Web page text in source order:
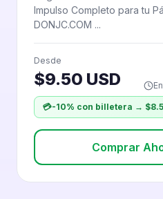
Impulso Completo para tu
DONJC.COM ...
Desde
$9.50 USD
💳-10% con billetera →
Comprar